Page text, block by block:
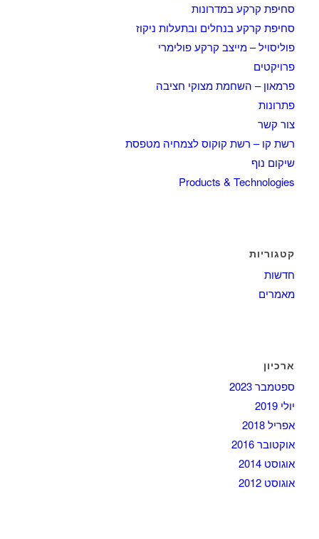
סחיפת קרקע במדרונות
סחיפת קרקע בנחלים ובתעלות ניקוז
פוליסויל – מייצב קרקע פולימרי
פרויקטים
פרמאון – השחמת מצוקי חציבה
פתרונות
צור קשר
רשת קו – רשת קוקוס לצמחיה מטפסת
שיקום נוף
Products & Technologies
קטגוריות
חדשות
מאמרים
ארכיון
ספטמבר 2023
יולי 2019
אפריל 2018
אוקטובר 2016
אוגוסט 2014
אוגוסט 2012